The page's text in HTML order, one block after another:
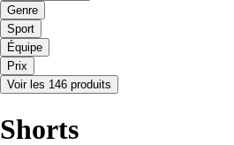
Genre
Sport
Équipe
Prix
Voir les 146 produits
Shorts